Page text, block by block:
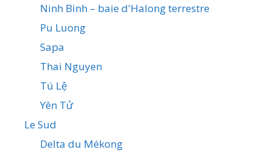
Ninh Binh – baie d'Halong terrestre
Pu Luong
Sapa
Thai Nguyen
Tú Lệ
Yên Tử
Le Sud
Delta du Mékong